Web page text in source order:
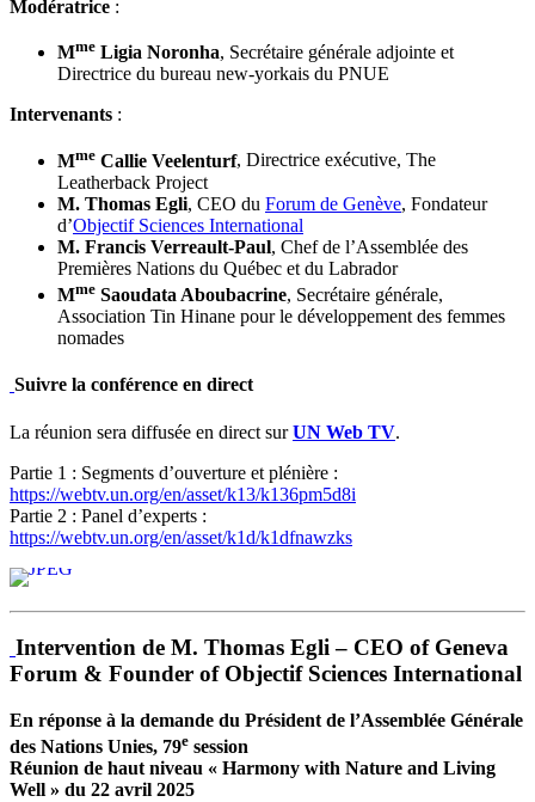
Modératrice :
Mme Ligia Noronha, Secrétaire générale adjointe et
Directrice du bureau new-yorkais du PNUE
Intervenants :
Mme Callie Veelenturf, Directrice exécutive, The
Leatherback Project
M. Thomas Egli, CEO du Forum de Genève, Fondateur
d’Objectif Sciences International
M. Francis Verreault-Paul, Chef de l’Assemblée des
Premières Nations du Québec et du Labrador
Mme Saoudata Aboubacrine, Secrétaire générale,
Association Tin Hinane pour le développement des femmes
nomades
Suivre la conférence en direct
La réunion sera diffusée en direct surUN Web TV.
Partie 1 : Segments d’ouverture et plénière :
https://webtv.un.org/en/asset/k13/k136pm5d8i
Partie 2 : Panel d’experts :
https://webtv.un.org/en/asset/k1d/k1dfnawzks
Intervention de M. Thomas Egli – CEO of Geneva
Forum & Founder of Objectif Sciences International
En réponse à la demande du Président de l’Assemblée Générale
des Nations Unies, 79e session
Réunion de haut niveau « Harmony with Nature and Living
Well » du 22 avril 2025